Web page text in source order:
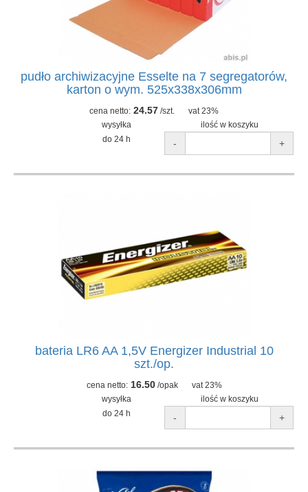
pudło archiwizacyjne Esselte na 7 segregatorów,
karton o wym. 525x338x306mm
cena netto: 24.57 /szt.
vat 23%
wysyłka
ilość w koszyku
do 24 h
- +
bateria LR6 AA 1,5V Energizer Industrial 10
szt./op.
cena netto: 16.50/opak
vat 23%
wysyłka
ilość w koszyku
do 24 h
- +